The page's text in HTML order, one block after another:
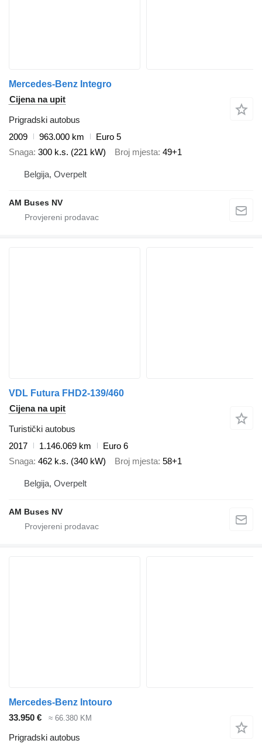
Mercedes-Benz Integro
Cijena na upit
Prigradski autobus
2009
963.000 km
Euro 5
Snaga 300 k.s. (221 kW) Broj mjesta 49+1
Belgija, Overpelt
AM Buses NV
VDL Futura FHD2-139/460
Cijena na upit
Turistički autobus
2017
1.146.069 km
Euro 6
Snaga 462 k.s. (340 kW) Broj mjesta 58+1
Belgija, Overpelt
AM Buses NV
Mercedes-Benz Intouro
33.950 €
≈ 66.380 KM
Prigradski autobus